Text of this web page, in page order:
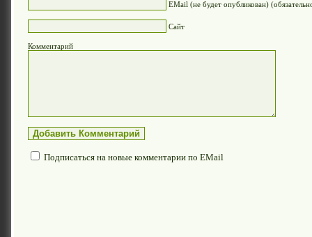
EMail (не будет опубликован)
Сайт
Комментарий
Подписаться на новые комментарии по EMail